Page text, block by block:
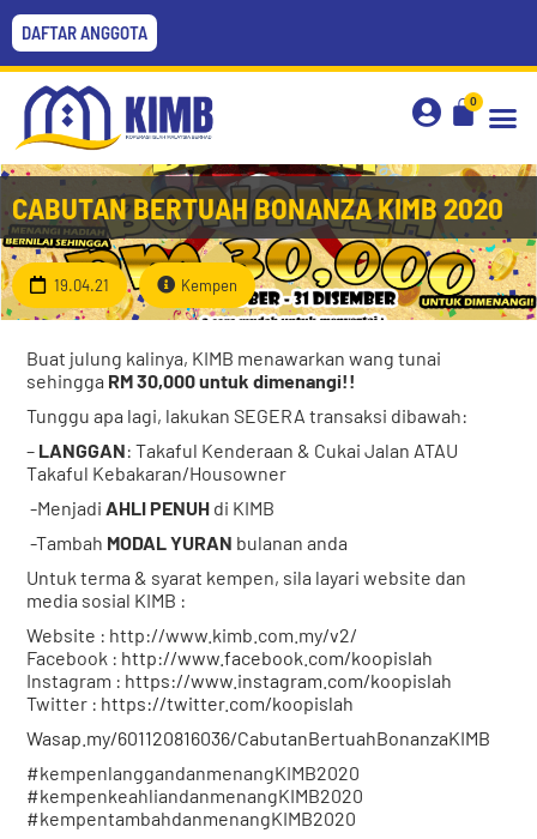
DAFTAR ANGGOTA
0
CABUTAN BERTUAH BONANZA KIMB 2020
19.04.21 Kempen
Buat julung kalinya, KIMB menawarkan wang tunai
sehingga RM 30,000 untuk dimenangi!!
Tunggu apa lagi, lakukan SEGERA transaksi dibawah:
– LANGGAN: Takaful Kenderaan & Cukai Jalan ATAU
Takaful Kebakaran/Housowner
-MenjadiAHLI PENUH di KIMB
-Tambah MODAL YURAN bulanan anda
Untuk terma & syarat kempen, sila layari website dan
media sosial KIMB :
Website : http://www.kimb.com.my/v2/
Facebook : http://www.facebook.com/koopislah
Instagram : https://www.instagram.com/koopislah
Twitter : https://twitter.com/koopislah
Wasap.my/601120816036/CabutanBertuahBonanzaKIMB
#kempenlanggandanmenangKIMB2020
#kempenkeahliandanmenangKIMB2020
#kempentambahdanmenangKIMB2020